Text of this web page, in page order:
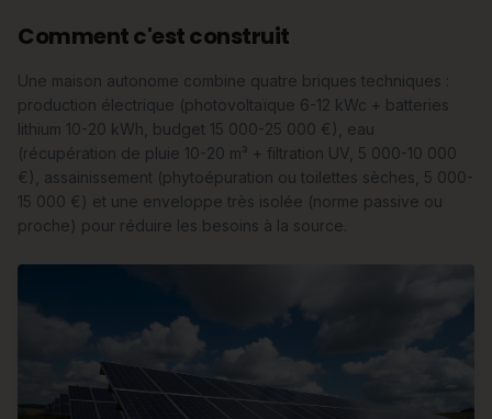
Comment c'est construit
Une maison autonome combine quatre briques techniques :
production électrique (photovoltaïque 6-12 kWc + batteries
lithium 10-20 kWh, budget 15 000-25 000 €), eau
(récupération de pluie 10-20 m³ + filtration UV, 5 000-10 000
€), assainissement (phytoépuration ou toilettes sèches, 5 000-
15 000 €) et une enveloppe très isolée (norme passive ou
proche) pour réduire les besoins à la source.